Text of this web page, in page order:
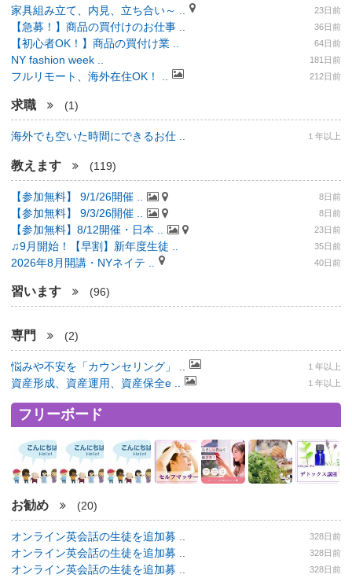
家具組み立て、内見、立ち合い～ .. 23日前
【急募！】商品の買付けのお仕事 .. 36日前
【初心者OK！】商品の買付け業 .. 64日前
NY fashion week .. 181日前
フルリモート、海外在住OK！ .. 212日前
求職 (1)
海外でも空いた時間にできるお仕 .. １年以上
教えます (119)
【参加無料】 9/1/26開催 .. 8日前
【参加無料】 9/3/26開催 .. 8日前
【参加無料】8/12開催・日本 .. 23日前
♫9月開始！【早割】新年度生徒 .. 35日前
2026年8月開講・NYネイテ .. 40日前
習います (96)
専門 (2)
悩みや不安を「カウンセリング」 .. １年以上
資産形成、資産運用、資産保全e .. １年以上
フリーボード
お勧め (20)
オンライン英会話の生徒を追加募 .. 328日前
オンライン英会話の生徒を追加募 .. 328日前
オンライン英会話の生徒を追加募 .. 328日前